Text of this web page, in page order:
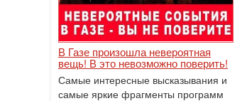
В Газе произошла невероятная
вещь! В это невозможно поверить!
Самые интересные высказывания и
самые яркие фрагменты программ